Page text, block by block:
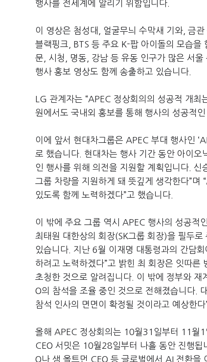
행사를 전세계에 알리기 위함입니다
이 영상은 첨성대 얼굴무늬 수막새 기와 금관
블랙핑크 , BTS 등 주요 K-팝 아이돌의 모습을
문
시청 명동 강남 등 유동 인구가 많은 서
행사 홍보 영상도 함께 송출하고 있습니다
LG 관계자는 “APEC 정상회의의 성공적 개최
원에서도 국내외 홍보를 통해 행사의 성공적
이에 앞서 현대차그룹은 APEC 부대 행사인
로 했습니다
현대차는 행사 기간 동안 아이오
인 행사를 위해 의전을 지원할 계획입니다 신
그룹 차량을 지원하게 돼 뜻깊게 생각한다”며
있도록 함께 노력하겠다”고 했습니다
이 밖에 주요 그룹 역시 APEC 행사의 성공적
최태원 대한상의 회장(SK그룹 회장)을 필두로
있습니다
지난 6월 이재명 대통령과의 간담회
하려고 노력하겠다”고 밝힌 최 회장은 잇따른
초청한 것으로 알려집니다
이 밖에 정부와 재
O의 참석을 조율 중인 것으로 전해졌습니다
참석 인사의 면면이 확정될 것이라고 예상한다
올해 APEC 정상회의는 10월31 일부터 11 월 1
CEO 서밋은 10월28일부터 나흘 동안 진행됩
O나 샘 올트먼 CEO 등 글로벌에서 AI 전환을